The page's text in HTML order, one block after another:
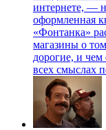
интернете, —
оформленная
«Фонтанка»
магазины о
дорогие, и
всех смыслах